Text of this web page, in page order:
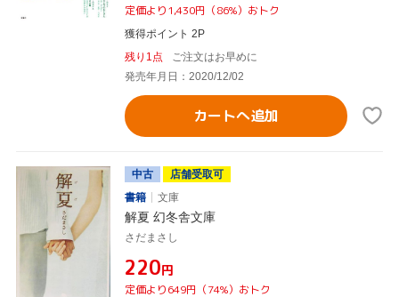
定価より1,430円（86%）おトク
獲得ポイント 2P
残り1点
ご注文はお早めに
発売年月日：2020/12/02
カートへ追加
中古
店舗受取可
書籍
文庫
解夏 幻冬舎文庫
さだまさし
¥220円
定価より649円（74%）おトク